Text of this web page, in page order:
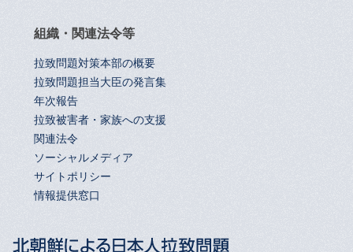
組織・関連法令等
拉致問題対策本部の概要
拉致問題担当大臣の発言集
年次報告
拉致被害者・家族への支援
関連法令
ソーシャルメディア
サイトポリシー
情報提供窓口